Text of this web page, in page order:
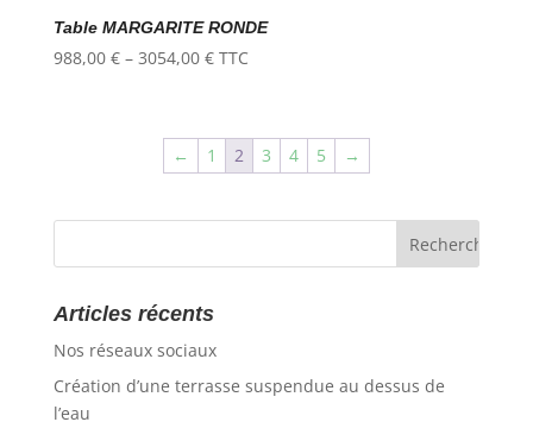
Table MARGARITE RONDE
988,00 €– 3054,00 € TTC
← 1 2 3 4 5 →
Articles récents
Nos réseaux sociaux
Création d’une terrasse suspendue au dessus de
l’eau